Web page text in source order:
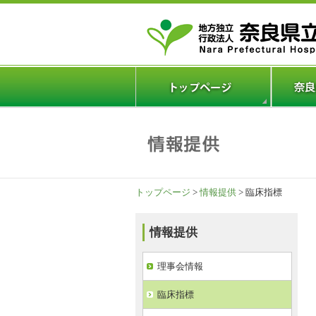
トップページ >情報提供 > 臨床指標
情報提供
理事会情報
臨床指標